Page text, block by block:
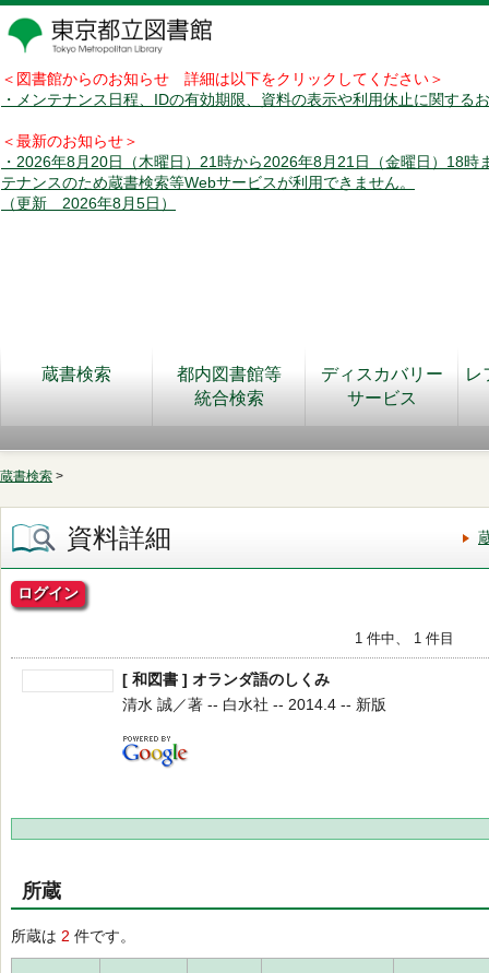
＜図書館からのお知らせ 詳細は以下をクリックしてください＞
・メンテナンス日程、IDの有効期限、資料の表示や利用休止に関する
＜最新のお知らせ＞
・2026年8月20日（木曜日）21時から2026年8月21日（金曜日）18時
テナンスのため蔵書検索等Webサービスが利用できません。
（更新 2026年8月5日）
蔵書検索
都内図書館等
統合検索
ディスカバリー
サービス
レ
蔵書検索 >
資料詳細
ログイン
1 件中、 1 件目
[ 和図書 ] オランダ語のしくみ
清水 誠／著 -- 白水社 -- 2014.4 -- 新版
所蔵
所蔵は 2 件です。